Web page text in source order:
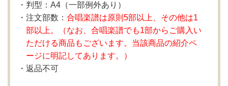
判型：A4（一部例外あり）
注文部数： 合唱楽譜は原則5部以上、その他は1
部以上。（なお、合唱楽譜でも1部からご購入い
ただける商品もございます。当該商品の紹介ペ
ージに明記してあります。）
返品不可